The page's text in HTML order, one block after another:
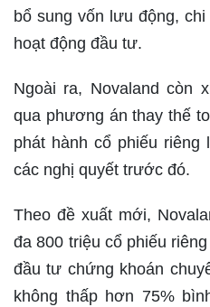
bổ sung vốn lưu động,
hoạt động đầu tư.
Ngoài ra, Novaland còn
qua phương án thay thế
phát hành cổ phiếu
các nghị quyết trước đó.
Theo đề xuất mới,
đa 800 triệu cổ phiếu
đầu tư chứng khoán
không thấp hơn 75%